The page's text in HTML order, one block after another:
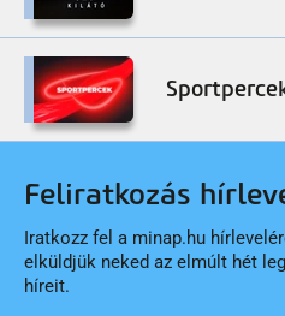
Feliratkozás
Iratkozz fel a minap.hu
elküldjük neked az elmúlt hét
híreit.